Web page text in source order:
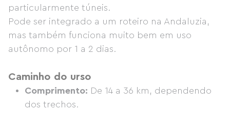
particularmente túneis.
Pode ser integrado a um roteiro na Andaluzia,
mas também funciona muito bem em uso
autônomo por 1 a 2 dias.
Caminho do urso
Comprimento: De 14 a 36 km, dependendo
dos trechos.